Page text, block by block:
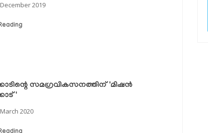
2019
സമഗ്രവികസനത്തിന് 'മിഷന്‍
2020